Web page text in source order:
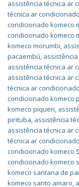
assistência técnica ar
técnica ar
condicionado komeco
condicionado komeco
komeco morumbi,
pacaembú,
assistência técnica ar
assistência técnica ar
técnica ar
condicionado komeco
komeco piqueri,
pirituba, assistência
assistência técnica ar
técnica ar
condicionado komeco
condicionado komeco
komeco santana de
komeco santo amaro,